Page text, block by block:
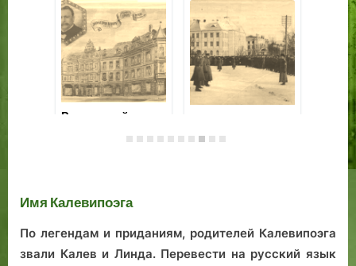
Загадочный
о двух концах
государством?
Имя Калевипоэга
По легендам и приданиям, родителей Калевипоэга
звали Калев и Линда. Перевести на русский язык